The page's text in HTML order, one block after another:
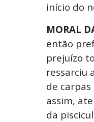
início do
MORAL
então
prejuízo
ressarciu
de
assim,
da